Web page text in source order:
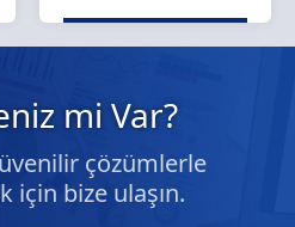
mi Var?
çözümlerle
için bize ulaşın.